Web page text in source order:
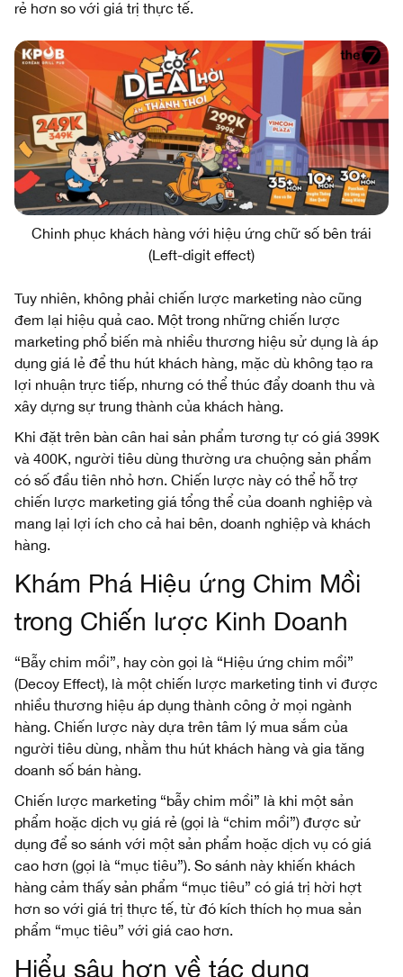
rẻ hơn so với giá trị thực tế.
Chinh phục khách hàng với hiệu ứng chữ số bên trái
(Left-digit effect)
Tuy nhiên, không phải chiến lược marketing nào cũng
đem lại hiệu quả cao. Một trong những chiến lược
marketing phổ biến mà nhiều thương hiệu sử dụng là áp
dụng giá lẻ để thu hút khách hàng, mặc dù không tạo ra
lợi nhuận trực tiếp, nhưng có thể thúc đẩy doanh thu và
xây dựng sự trung thành của khách hàng.
Khi đặt trên bàn cân hai sản phẩm tương tự có giá 399K
và 400K, người tiêu dùng thường ưa chuộng sản phẩm
có số đầu tiên nhỏ hơn. Chiến lược này có thể hỗ trợ
chiến lược marketing giá tổng thể của doanh nghiệp và
mang lại lợi ích cho cả hai bên, doanh nghiệp và khách
hàng.
Khám Phá Hiệu ứng Chim Mồi
trong Chiến lược Kinh Doanh
“Bẫy chim mồi”, hay còn gọi là “Hiệu ứng chim mồi”
(Decoy Effect), là một chiến lược marketing tinh vi được
nhiều thương hiệu áp dụng thành công ở mọi ngành
hàng. Chiến lược này dựa trên tâm lý mua sắm của
người tiêu dùng, nhằm thu hút khách hàng và gia tăng
doanh số bán hàng.
Chiến lược marketing “bẫy chim mồi” là khi một sản
phẩm hoặc dịch vụ giá rẻ (gọi là “chim mồi”) được sử
dụng để so sánh với một sản phẩm hoặc dịch vụ có giá
cao hơn (gọi là “mục tiêu”). So sánh này khiến khách
hàng cảm thấy sản phẩm “mục tiêu” có giá trị hời hợt
hơn so với giá trị thực tế, từ đó kích thích họ mua sản
phẩm “mục tiêu” với giá cao hơn.
Hiểu sâu hơn về tác dụng